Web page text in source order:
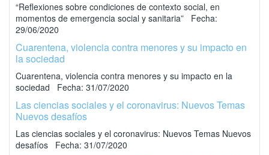
“Reflexiones sobre condiciones de contexto social, en
momentos de emergencia social y sanitaria” Fecha:
29/06/2020
Cuarentena, violencia contra menores y su impacto en
la sociedad
Cuarentena, violencia contra menores y su impacto en la
sociedad Fecha: 31/07/2020
Las ciencias sociales y el coronavirus: Nuevos Temas
Nuevos desafíos
Las ciencias sociales y el coronavirus: Nuevos Temas Nuevos
desafíos Fecha: 31/07/2020